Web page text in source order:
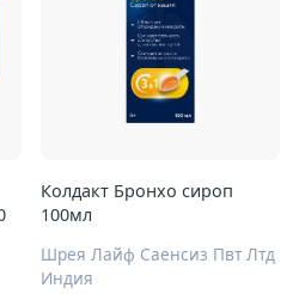
Колдакт Бронхо сироп
100мл
Шрея Лайф Саенсиз Пвт Лтд
Индия